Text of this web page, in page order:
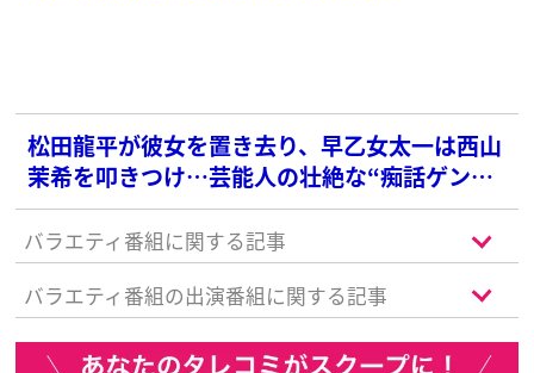
松田龍平が彼女を置き去り、早乙女太一は西山
茉希を叩きつけ…芸能人の壮絶な“痴話ゲン
カ”現場
バラエティ番組に関する記事
バラエティ番組の出演番組に関する記事